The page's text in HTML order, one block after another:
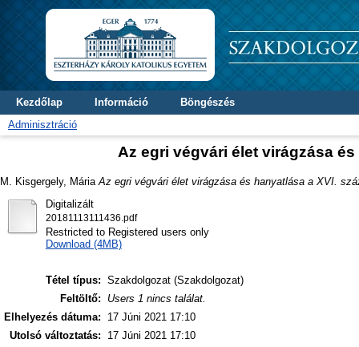
Kezdőlap Információ
Böngészés
Adminisztráció
Az egri végvári élet virágzása
M. Kisgergely, Mária Az egri végvári élet virágzása és hanyatlása a XVI.
Digitalizált
20181113111436.pdf
Restricted to Registered users only
Download (4MB)
Tétel típus: Szakdolgozat (Szakdolgozat)
Feltöltő:
Users 1 nincs találat.
Elhelyezés dátuma:
17 Júni 2021 17:10
Utolsó változtatás:
17 Júni 2021 17:10